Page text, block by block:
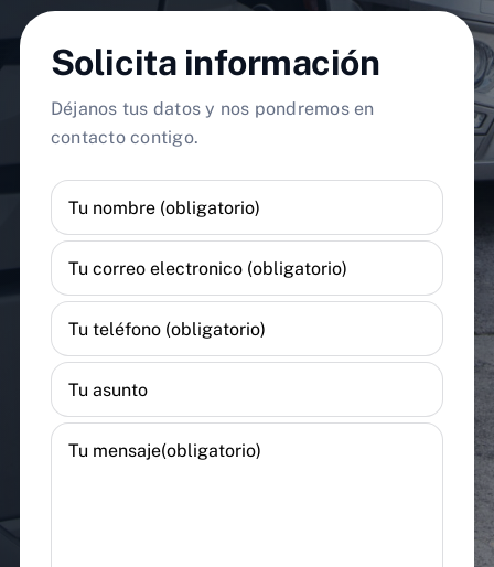
Solicita información
Déjanos tus datos y nos pondremos en
contacto contigo.